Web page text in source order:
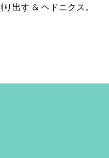
出す & ヘドニクス。